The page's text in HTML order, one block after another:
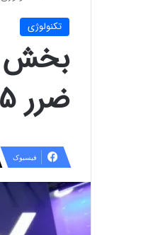
تکنولوژی
ضرر 5 میلیارد دلاری را تجربه کرده است
فیسبوک